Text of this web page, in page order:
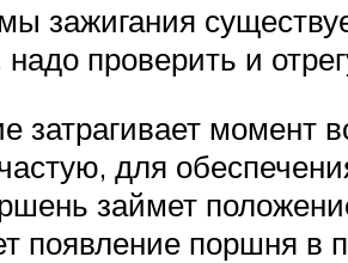
зажигания
проверить и
затрагивает момент
для
займет
появление поршня в